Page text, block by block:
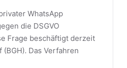
WhatsApp
die DSGVO
Frage beschäftigt derzeit
Das Verfahren